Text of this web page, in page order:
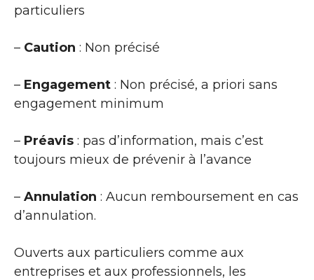
particuliers
– Caution : Non précisé
– Engagement : Non précisé, a priori sans
engagement minimum
– Préavis : pas d’information, mais c’est
toujours mieux de prévenir à l’avance
– Annulation : Aucun remboursement en cas
d’annulation.
Ouverts aux particuliers comme aux
entreprises et aux professionnels, les